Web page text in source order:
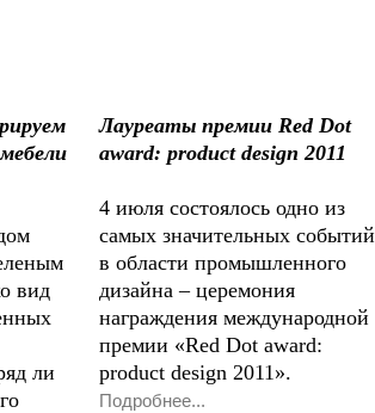
вид
ли
Лауреаты премии Red Dot
award: product design 2011
4 июля состоялось одно из
самых значительных событий
в области промышленного
дизайна – церемония
награждения международной
премии «Red Dot award:
product design 2011».
Подробнее...